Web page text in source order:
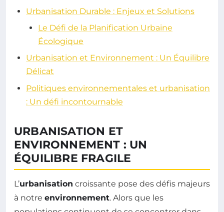
Urbanisation Durable : Enjeux et Solutions
Le Défi de la Planification Urbaine
Écologique
Urbanisation et Environnement : Un Équilibre
Délicat
Politiques environnementales et urbanisation
: Un défi incontournable
URBANISATION ET
ENVIRONNEMENT : UN
ÉQUILIBRE FRAGILE
L’urbanisation croissante pose des défis majeurs
à notre environnement. Alors que les